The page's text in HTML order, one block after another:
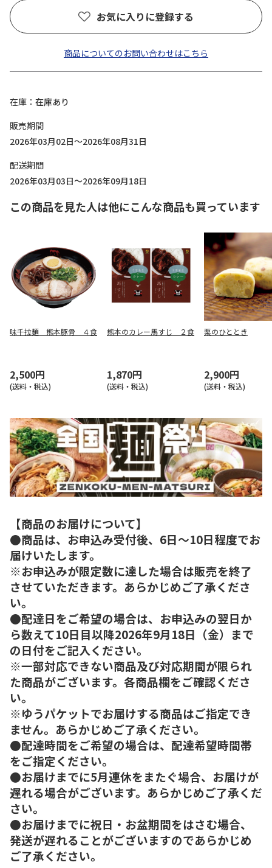
お気に入りに登録する
商品についてのお問い合わせはこちら
在庫
在庫あり
販売期間
2026年03月02日～2026年08月31日
配送期間
2026年03月03日～2026年09月18日
この商品を見た人は他にこんな商品も買っています
味千拉麺 熊本豚骨 ４食
2,500円
(送料・税込)
熊本のカレー馬すじ ２食
1,870円
(送料・税込)
栗のひととき
2,900円
(送料・税込)
【商品のお届けについて】
●商品は、お申込み受付後、6日～10日程度でお
届けいたします。
※お申込みが限定数に達した場合は販売を終了
させていただきます。あらかじめご了承くださ
い。
●配達日をご希望の場合は、お申込みの翌日か
ら数えて10日目以降2026年9月18日（金）まで
の日付をご記入ください。
※一部対応できない商品及び対応期間が限られ
た商品がございます。各商品欄をご確認くださ
い。
※ゆうパケットでお届けする商品はご指定でき
ません。あらかじめご了承ください。
●配達時間をご希望の場合は、配達希望時間帯
をご指定ください。
●お届けまでに5月連休をまたぐ場合、お届けが
遅れる場合がございます。あらかじめご了承くだ
さい。
●お届けまでに祝日・お盆期間をはさむ場合、
発送が遅れることがございますのであらかじめ
ご了承ください。